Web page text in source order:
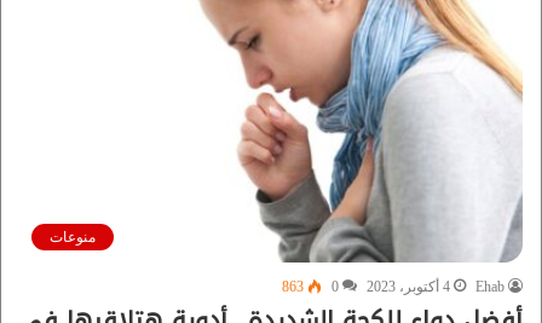
منوعات
Ehab 4 أكتوبر، 2023 0
863